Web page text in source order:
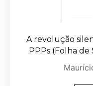
A revolução
PPPs (Folha de